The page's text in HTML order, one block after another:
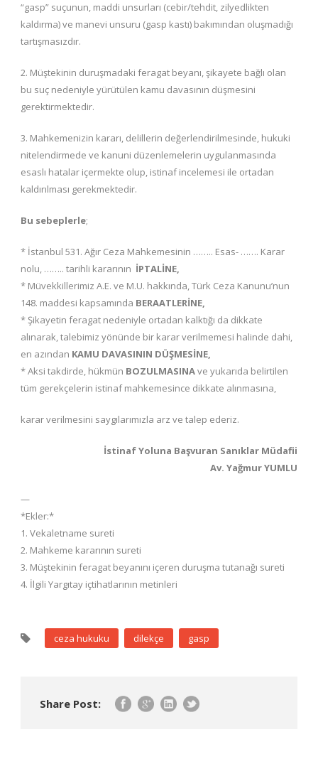
“gasp” suçunun, maddi unsurları (cebir/tehdit, zilyedlikten
kaldırma) ve manevi unsuru (gasp kastı) bakımından oluşmadığı
tartışmasızdır.
2. Müştekinin duruşmadaki feragat beyanı, şikayete bağlı olan
bu suç nedeniyle yürütülen kamu davasının düşmesini
gerektirmektedir.
3. Mahkemenizin kararı, delillerin değerlendirilmesinde, hukuki
nitelendirmede ve kanuni düzenlemelerin uygulanmasında
esaslı hatalar içermekte olup, istinaf incelemesi ile ortadan
kaldırılması gerekmektedir.
Bu sebeplerle;
* İstanbul 531. Ağır Ceza Mahkemesinin …….. Esas- ……. Karar
nolu, …….. tarihli kararının İPTALİNE,
* Müvekkillerimiz A.E. ve M.U. hakkında, Türk Ceza Kanunu’nun
148. maddesi kapsamında BERAATLERİNE,
* Şikayetin feragat nedeniyle ortadan kalktığı da dikkate
alınarak, talebimiz yönünde bir karar verilmemesi halinde dahi,
en azından KAMU DAVASININ DÜŞMESİNE,
* Aksi takdirde, hükmün BOZULMASINAve yukarıda belirtilen
tüm gerekçelerin istinaf mahkemesince dikkate alınmasına,
karar verilmesini saygılarımızla arz ve talep ederiz.
İstinaf Yoluna Başvuran Sanıklar Müdafii
Av. Yağmur YUMLU
—
*Ekler:*
1. Vekaletname sureti
2. Mahkeme kararının sureti
3. Müştekinin feragat beyanını içeren duruşma tutanağı sureti
4. İlgili Yargıtay içtihatlarının metinleri
ceza hukuku dilekçe gasp
Share Post: